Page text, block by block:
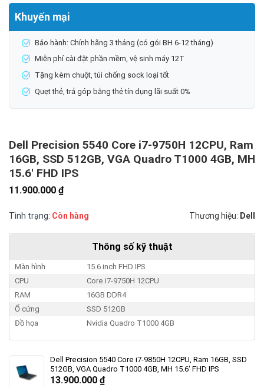
Khuyến mại
Bảo hành: Chính hãng 3 tháng (có gói BH 6-12 tháng)
Miễn phí cài đặt phần mềm, vệ sinh máy 12T
Tặng kèm chuột, túi chống sock loại tốt
Quẹt thẻ, trả góp bằng thẻ tín dụng lãi suất 0%
Dell Precision 5540 Core i7-9750H 12CPU, Ram
16GB, SSD 512GB, VGA Quadro T1000 4GB, MH
15.6′ FHD IPS
11.900.000 ₫
Tình trạng: Còn hàng Thương hiệu: Dell
Thông số kỹ thuật
Màn hình
15.6 inch FHD IPS
CPU
Core i7-9750H 12CPU
RAM
16GB DDR4
Ổ cứng
SSD 512GB
Đồ họa
Nvidia Quadro T1000 4GB
Dell Precision 5540 Core i7-9850H 12CPU, Ram 16GB, SSD
512GB, VGA Quadro T1000 4GB, MH 15.6' FHD IPS
13.900.000 ₫